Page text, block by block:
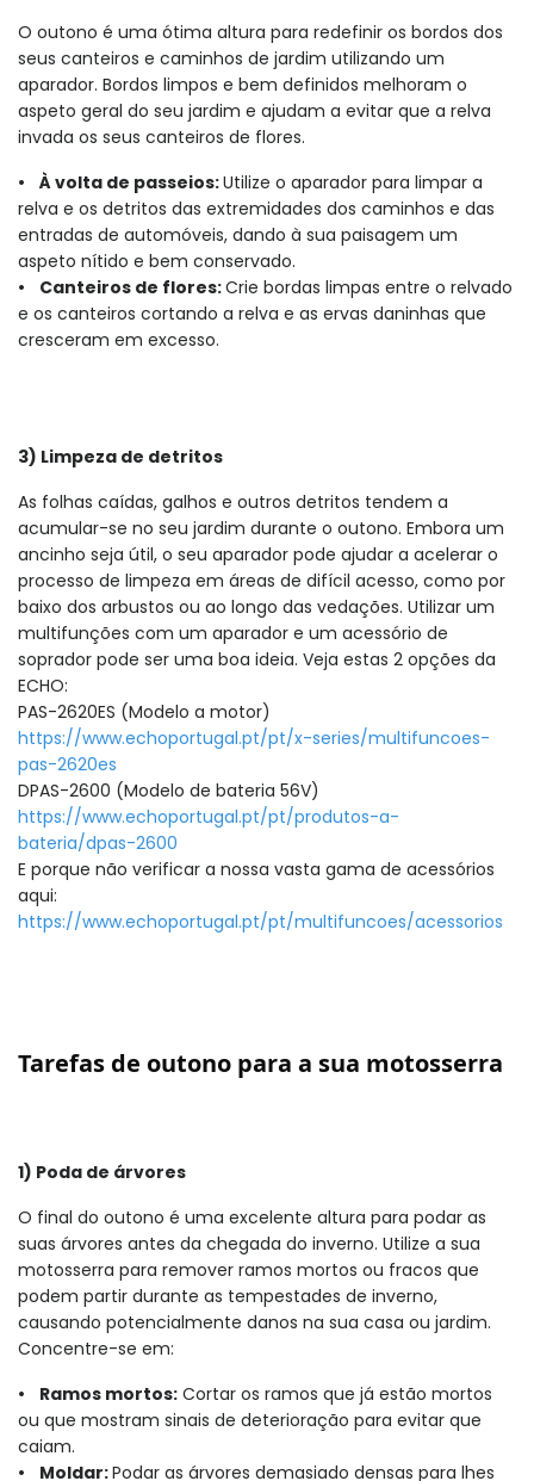
O outono é uma ótima altura para redefinir os bordos dos
seus canteiros e caminhos de jardim utilizando um
aparador. Bordos limpos e bem definidos melhoram o
aspeto geral do seu jardim e ajudam a evitar que a relva
invada os seus canteiros de flores.
• À volta de passeios:Utilize o aparador para limpar a
relva e os detritos das extremidades dos caminhos e das
entradas de automóveis, dando à sua paisagem um
aspeto nítido e bem conservado.
• Canteiros de flores:Crie bordas limpas entre o relvado
e os canteiros cortando a relva e as ervas daninhas que
cresceram em excesso.
3) Limpeza de detritos
As folhas caídas, galhos e outros detritos tendem a
acumular-se no seu jardim durante o outono. Embora um
ancinho seja útil, o seu aparador pode ajudar a acelerar o
processo de limpeza em áreas de difícil acesso, como por
baixo dos arbustos ou ao longo das vedações. Utilizar um
multifunções com um aparador e um acessório de
soprador pode ser uma boa ideia. Veja estas 2 opções da
ECHO:
PAS-2620ES (Modelo a motor)
https://www.echoportugal.pt/pt/x-series/multifuncoes-
pas-2620es
DPAS-2600 (Modelo de bateria 56V)
https://www.echoportugal.pt/pt/produtos-a-
bateria/dpas-2600
E porque não verificar a nossa vasta gama de acessórios
aqui:
https://www.echoportugal.pt/pt/multifuncoes/acessorios
Tarefas de outono para a sua motosserra
1) Poda de árvores
O final do outono é uma excelente altura para podar as
suas árvores antes da chegada do inverno. Utilize a sua
motosserra para remover ramos mortos ou fracos que
podem partir durante as tempestades de inverno,
causando potencialmente danos na sua casa ou jardim.
Concentre-se em:
• Ramos mortos: Cortar os ramos que já estão mortos
ou que mostram sinais de deterioração para evitar que
caiam.
• Moldar:Podar as árvores demasiado densas para lhes